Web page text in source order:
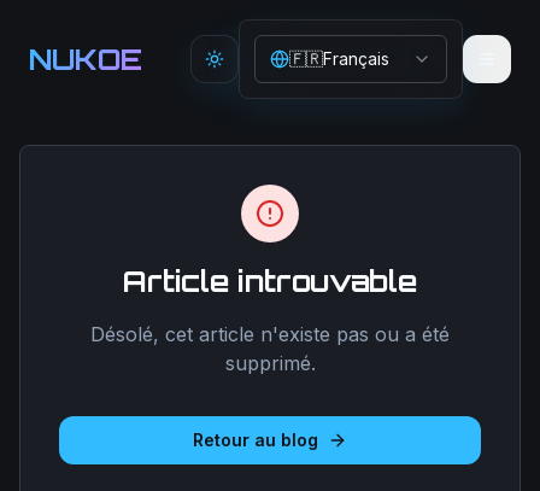
NUKOE Toggle theme
🇫🇷Français
Article introuvable
Désolé, cet article n'existe pas ou a été
supprimé.
Retour au blog